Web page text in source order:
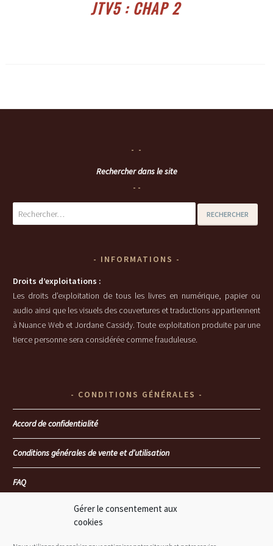
Gérer le consentement aux
cookies
JTV5 : CHAP 2
Rechercher dans le site
Rechercher :
INFORMATIONS
Droits d’exploitations :
Les droits d’exploitation de tous les livres en numérique, papier ou
audio ainsi que les visuels des couvertures et traductions appartiennent
à Nuance Web et Jordane Cassidy. Toute exploitation produite par une
tierce personne sera considérée comme frauduleuse.
CONDITIONS GÉNÉRALES
Accord de confidentialité
Conditions générales de vente et d’utilisation
FAQ
Seoul heartbreakers